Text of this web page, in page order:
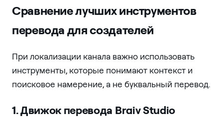
Сравнение лучших инструментов
перевода для создателей
При локализации канала важно использовать
инструменты, которые понимают контекст и
поисковое намерение, а не буквальный перевод.
1. Движок перевода Braiv Studio